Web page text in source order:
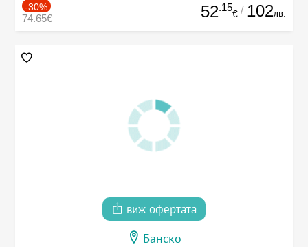
-30%
74.65€ 52.15
€ / 102лв.
виж офертата
Банско